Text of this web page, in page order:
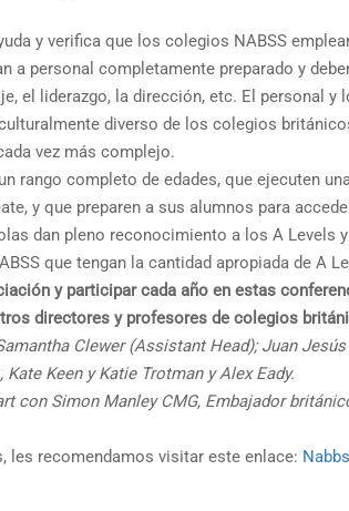
y verifica que los colegios NABSS
a personal completamente preparado y
el liderazgo, la dirección, etc. El personal
diverso de los colegios
vez más complejo.
rango completo de edades, que ejecuten
y que preparen a sus alumnos para
dan pleno reconocimiento a los A Levels
que tengan la cantidad apropiada de A
y participar cada año en estas
directores y profesores de colegios
Clewer (Assistant Head); Juan
Keen y Katie Trotman y Alex Eady.
con Simon Manley CMG, Embajador
les recomendamos visitar este enlace: Nabbs